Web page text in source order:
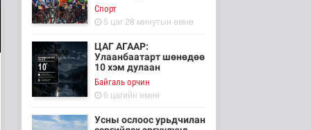
Cпорт
5 цаг 28 минутын өмнө
ЦАГ АГААР:
Улаанбаатарт шөнөдөө
10 хэм дулаан
Байгаль орчин
6 цагийн өмнө
Усны ослоос урьдчилан